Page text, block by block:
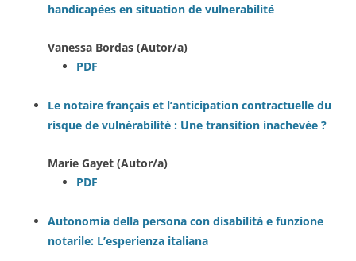
handicapées en situation de vulnerabilité
Vanessa Bordas (Autor/a)
PDF
Le notaire français et l’anticipation contractuelle du
risque de vulnérabilité : Une transition inachevée ?
Marie Gayet (Autor/a)
PDF
Autonomia della persona con disabilità e funzione
notarile: L’esperienza italiana